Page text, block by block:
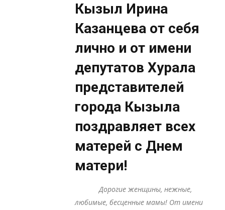
Кызыл Ирина
Казанцева от себя
лично и от имени
депутатов Хурала
представителей
города Кызыла
поздравляет всех
матерей с Днем
матери!
Дорогие женщины, нежные,
любимые, бесценные мамы! От имени